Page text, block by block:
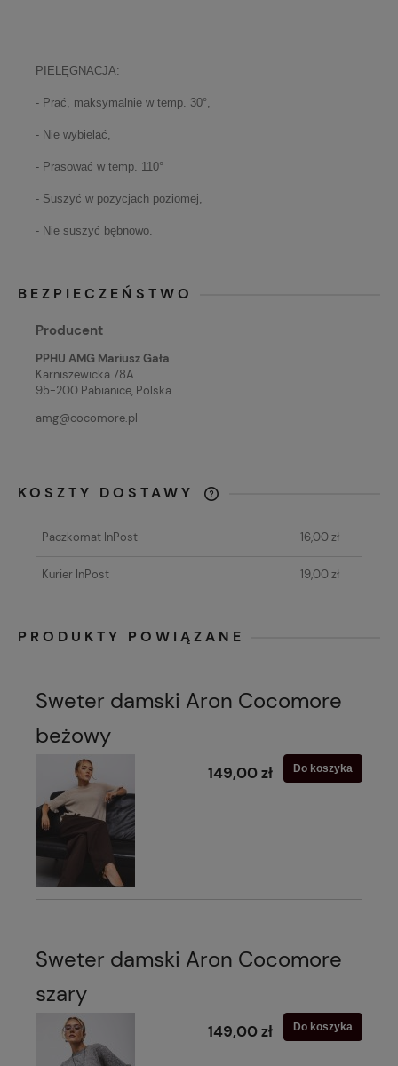
PIELĘGNACJA:
- Prać, maksymalnie w temp. 30°,
- Nie wybielać,
- Prasować w temp. 110°
- Suszyć w pozycjach poziomej,
- Nie suszyć bębnowo.
BEZPIECZEŃSTWO
Producent
PPHU AMG Mariusz Gała
Karniszewicka 78A
95-200 Pabianice, Polska
amg@cocomore.pl
KOSZTY DOSTAWY
KOSZTÓW PŁATNOŚCI
Paczkomat InPost 16,00 zł
Kurier InPost 19,00 zł
PRODUKTY POWIĄZANE
Sweter damski Aron Cocomore
beżowy
149,00 zł Do koszyka
Sweter damski Aron Cocomore
szary
149,00 zł Do koszyka